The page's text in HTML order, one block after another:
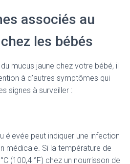
associés au
les bébés
mucus jaune chez votre bébé, il
à d’autres symptômes qui
signes à surveiller :
élevée peut indiquer une infection
médicale. Si la température de
(100,4 °F) chez un nourrisson de